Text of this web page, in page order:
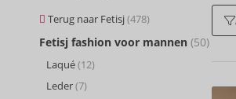
Terug naar Fetisj(478)
Fetisj fashion voor mannen (50)
Laqué(12)
Leder(7)